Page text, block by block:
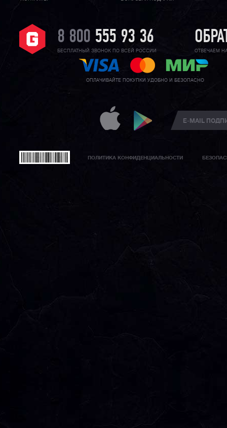
8 800 555 93 36
БЕСПЛАТНЫЙ ЗВОНОК ПО ВСЕЙ РОССИИ ОТВЕЧАЕМ
ОПЛАЧИВАЙТЕ ПОКУПКИ УДОБНО И БЕЗОПАСНО
ПОЛИТИКА КОНФИДЕНЦИАЛЬНОСТИ